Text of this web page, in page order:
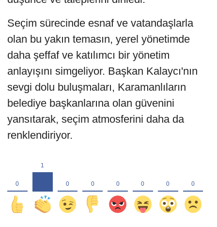
Seçim sürecinde esnaf ve vatandaşlarla
olan bu yakın temasın, yerel yönetimde
daha şeffaf ve katılımcı bir yönetim
anlayışını simgeliyor. Başkan Kalaycı'nın
sevgi dolu buluşmaları, Karamanlıların
belediye başkanlarına olan güvenini
yansıtarak, seçim atmosferini daha da
renklendiriyor.